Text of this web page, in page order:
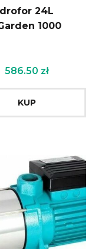
24L
1000
586.50 zł
KUP